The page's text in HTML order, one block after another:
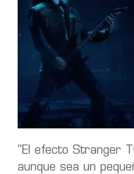
"El efecto Stranger
aunque sea un